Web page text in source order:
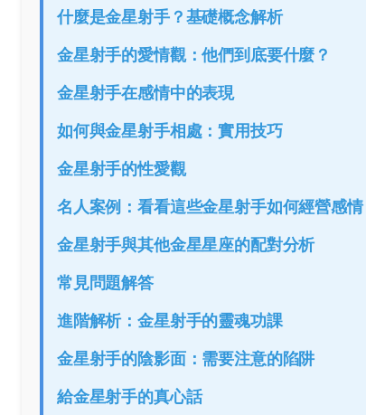
什麼是金星射手？基礎概念解析
金星射手的愛情觀：他們到底要什麼？
金星射手在感情中的表現
如何與金星射手相處：實用技巧
金星射手的性愛觀
名人案例：看看這些金星射手如何經營感情
金星射手與其他金星星座的配對分析
常見問題解答
進階解析：金星射手的靈魂功課
金星射手的陰影面：需要注意的陷阱
給金星射手的真心話